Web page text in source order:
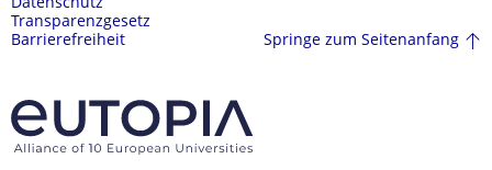
Datenschutz
Transparenzgesetz
Barrierefreiheit
Springe zum Seitenanfang